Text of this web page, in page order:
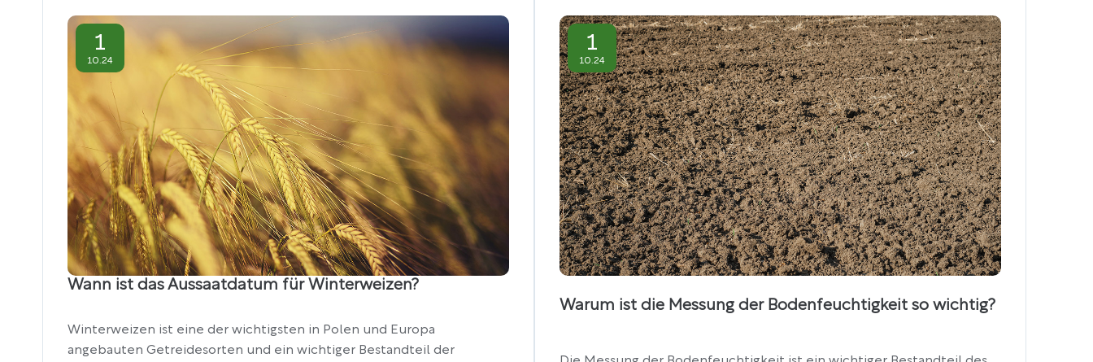
1
10.24
Wann ist das Aussaatdatum für Winterweizen?
Winterweizen ist eine der wichtigsten in Polen und Europa
angebauten Getreidesorten und ein wichtiger Bestandteil der
1
10.24
Warum ist die Messung der Bodenfeuchtigkeit so wichtig?